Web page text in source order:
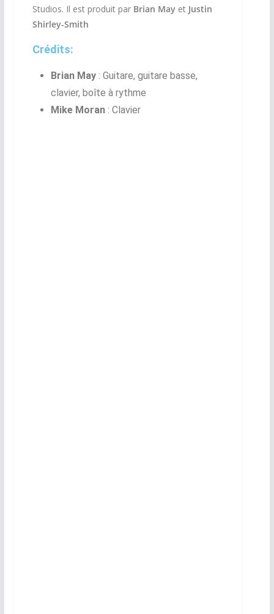
Studios. Il est produit par Brian Mayet Justin
Shirley-Smith
Crédits:
Brian May: Guitare, guitare basse,
clavier, boîte à rythme
Mike Moran: Clavier